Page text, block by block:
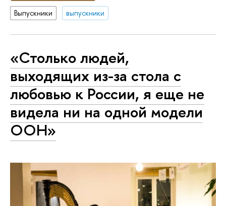
Выпускники
выпускники
«Столько людей,
выходящих из-за стола с
любовью к России, я еще не
видела ни на одной модели
ООН»